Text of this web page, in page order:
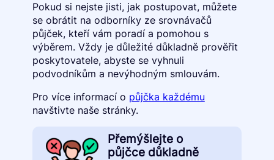
Pokud si nejste jisti, jak postupovat, můžete
se obrátit na odborníky ze srovnávačů
půjček, kteří vám poradí a pomohou s
výběrem. Vždy je důležité důkladně prověřit
poskytovatele, abyste se vyhnuli
podvodníkům a nevýhodným smlouvám.
Pro více informací o půjčka každému
navštivte naše stránky.
Přemýšlejte o
půjčce důkladně